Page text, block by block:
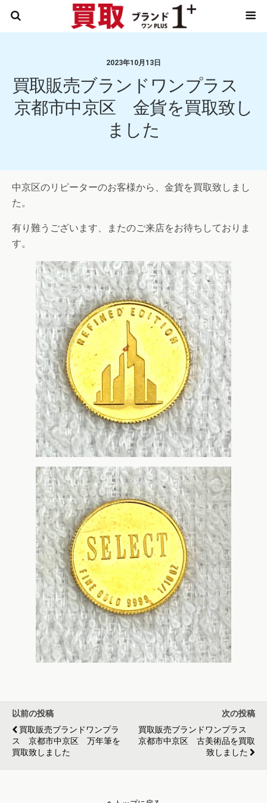
2023年10月13日
買取販売ブランドワンプラス
京都市中京区 金貨を買取致し
ました
中京区のリピーターのお客様から、金貨を買取致しまし
た。
有り難うございます、またのご来店をお待ちしておりま
す。
以前の投稿
買取販売ブランドワンプラ
ス 京都市中京区 万年筆を
買取致しました
次の投稿
買取販売ブランドワンプラス
京都市中京区 古美術品を買取
致しました